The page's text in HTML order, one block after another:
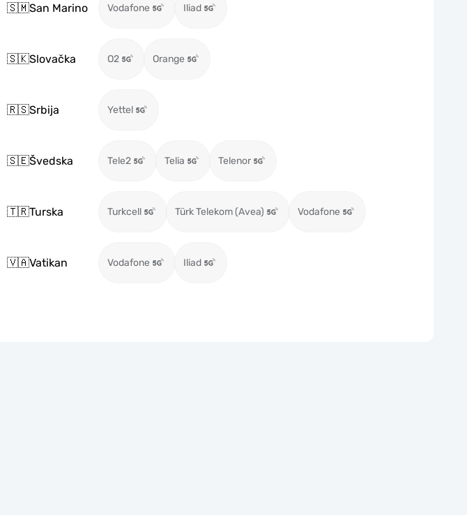
🇸🇲San Marino Vodafone Iliad
🇸🇰Slovačka O2 Orange
🇷🇸Srbija Yettel
🇸🇪Švedska Tele2 Telia Telenor
🇹🇷Turska Turkcell Türk Telekom (Avea) Vodafone
🇻🇦Vatikan Vodafone Iliad